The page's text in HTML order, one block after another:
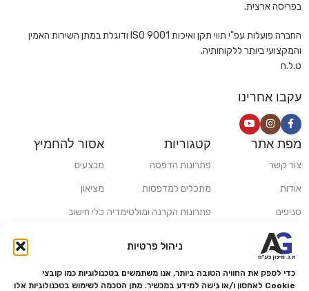
ניהול פרטיות
כדי לספק את החוויה הטובה ביותר, אנו משתמשים בטכנולוגיות כמו קובצי
Cookie לאחסון ו/או גישה למידע במכשיר. מתן הסכמה לשימוש בטכנולוגיות אלו
בפריסה ארצית.
החברה פועלות עפ"י תווי תקן ואיכות ISO 9001 ודוגלת במתן השירות האמין
והמקצועי ביותר ללקוחותיה.
ט.ל.ח
עקבו אחרינו
מפת אתר
צור קשר
אודות
סניפים
משלוחים ואיסוף עצמי
מדריכים ומאמרים
מותגים
קטגוריות
פתרונות הדפסה
מתכלים למדפסות
פתרונות הקרנה ומולטימדיה
פתרונות למגזר הרפואי
אסור להחמיץ
מבצעים
מציאון
כלי חישוב